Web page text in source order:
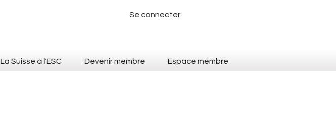
Se connecter
La Suisse à l'ESC Devenir membre Espace membre